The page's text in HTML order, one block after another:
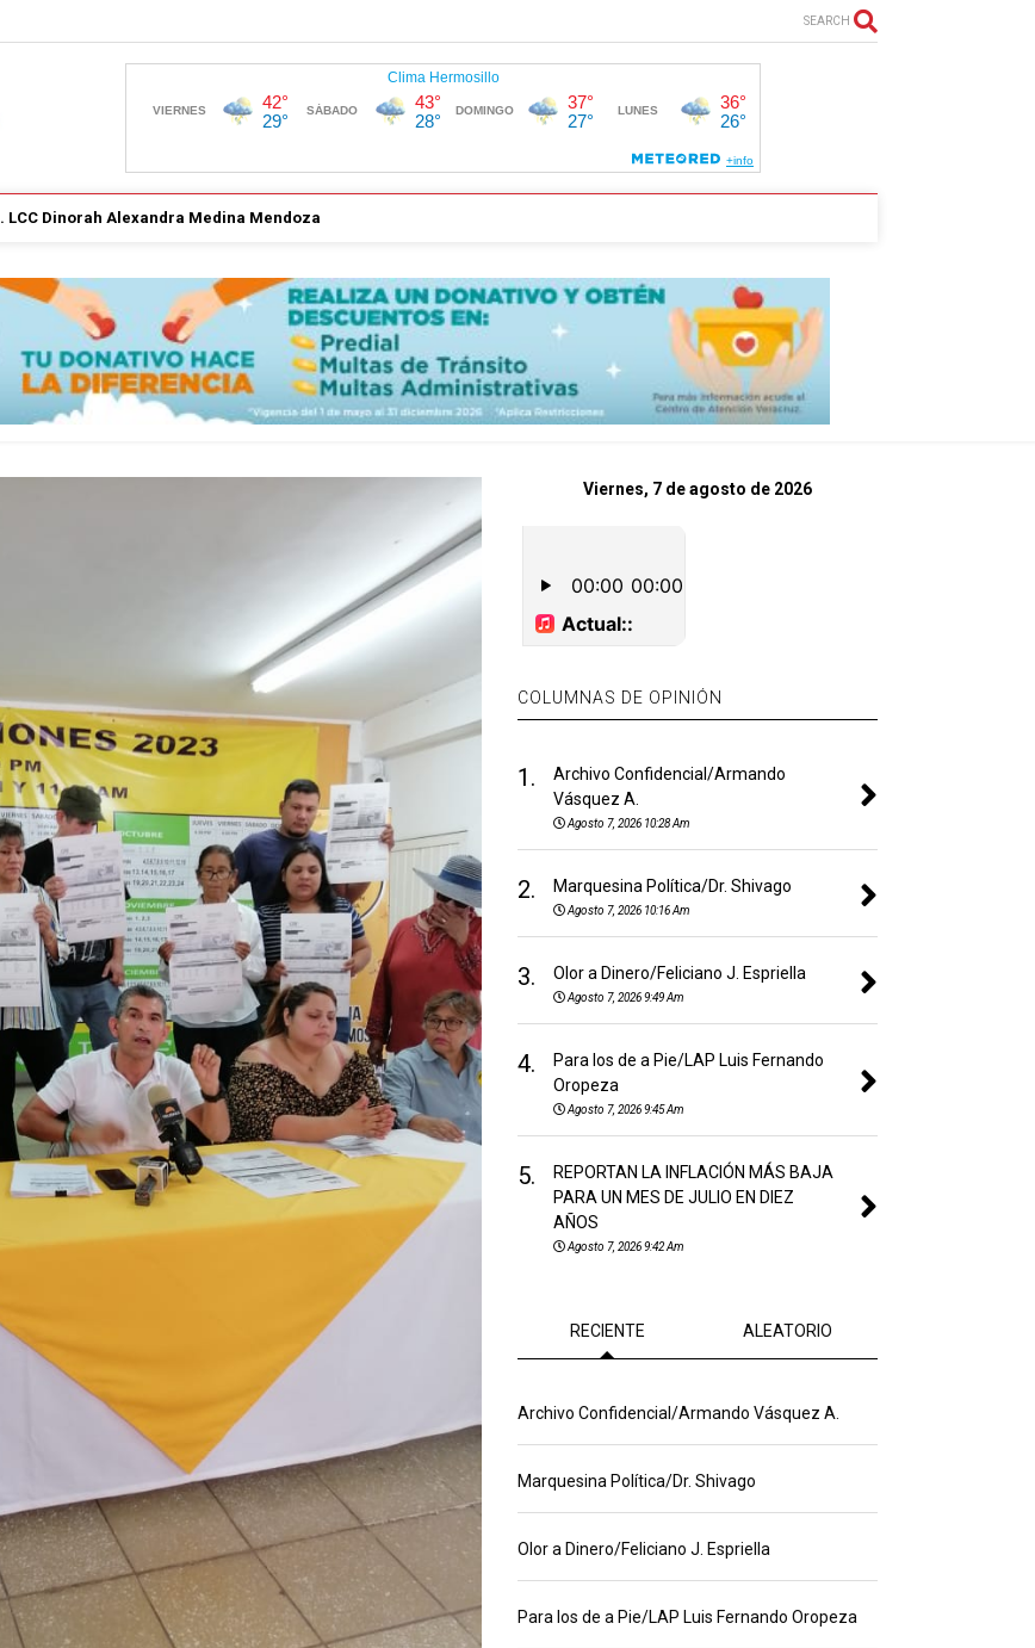
SEARCH
LCC Dinorah Alexandra Medina Mendoza
Viernes, 7 de agosto de 2026
COLUMNAS DE OPINIÓN
1.
Archivo Confidencial/Armando
Vásquez A.
Agosto 7, 2026 10:28 Am
2. Marquesina Política/Dr. Shivago
Agosto 7, 2026 10:16 Am
3. Olor a Dinero/Feliciano J. Espriella
Agosto 7, 2026 9:49 Am
4.
Para los de a Pie/LAP Luis Fernando
Oropeza
Agosto 7, 2026 9:45 Am
5.
REPORTAN LA INFLACIÓN MÁS BAJA
PARA UN MES DE JULIO EN DIEZ
AÑOS
Agosto 7, 2026 9:42 Am
RECIENTE ALEATORIO
Archivo Confidencial/Armando Vásquez A.
Marquesina Política/Dr. Shivago
Olor a Dinero/Feliciano J. Espriella
Para los de a Pie/LAP Luis Fernando Oropeza